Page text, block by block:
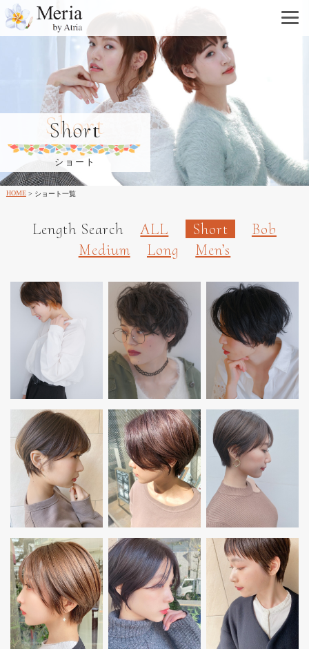
Short
Short
ショート
HOME ショート一覧
Length Search ALL Short
Bob
Medium
Long Men’s